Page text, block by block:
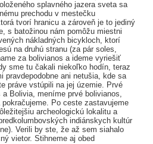
splavného jazera sveta sa
prechodu v mestečku
tvorí hranicu a zároveň je to jediný
s batožinou nám pomôžu miestni
nákladných bicykloch, ktorí
na druhú stranu (za pár soles,
za bolivianos a ideme vyriešiť
sme tu čakali niekoľko hodín, teraz
ani netušia, kde sa
práve vstúpili na jej územie. Prvé
Bolivia, meníme prvé bolivianos,
Po ceste zastavujeme
archeologickú lokalitu a
indiánskych kultúr
Verili by ste, že až sem siahalo
vietor. Stihneme aj obed